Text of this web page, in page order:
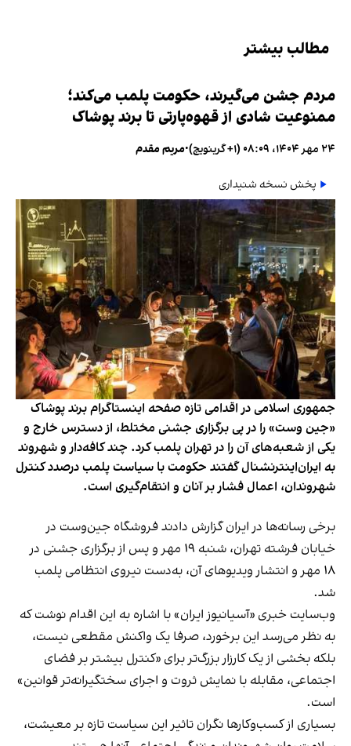
مطالب بیشتر
مردم جشن می‌گیرند، حکومت پلمب می‌کند؛
ممنوعیت شادی از قهوه‌پارتی تا برند پوشاک
۲۴ مهر ۱۴۰۴، ۰۸:۰۹ (‎+۱ گرینویچ) •مریم مقدم
پخش نسخه شنیداری
جمهوری اسلامی در اقدامی تازه صفحه اینستاگرام برند پوشاک
«جین وست» را در پی برگزاری جشنی مختلط، از دسترس خارج و
یکی از شعبه‌های آن را در تهران پلمب کرد. چند کافه‌‌دار و شهروند
به ایران‌اینترنشنال گفتند حکومت با سیاست پلمب درصدد کنترل
شهروندان، اعمال فشار بر آنان و انتقام‌گیری است.
برخی رسانه‌ها در ایران گزارش دادند فروشگاه جین‌وست در
خیابان فرشته تهران، شنبه ۱۹ مهر و پس از برگزاری جشنی در
۱۸ مهر و انتشار ویدیوهای آن، به‌دست نیروی انتظامی پلمب
شد.
وب‌سایت خبری «آسیانیوز ایران» با اشاره به این اقدام نوشت که
به نظر می‌رسد این برخورد، صرفا یک واکنش مقطعی نیست،
بلکه بخشی از یک کارزار بزرگ‌تر برای «کنترل بیشتر بر فضای
اجتماعی، مقابله با نمایش ثروت و اجرای سختگیرانه‌تر قوانین»
است.
بسیاری از کسب‌وکارها نگران تاثیر این سیاست‌ تازه بر معیشت،